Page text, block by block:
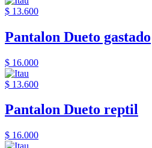
$ 13.600
Pantalon Dueto gastado
$ 16.000
$ 13.600
Pantalon Dueto reptil
$ 16.000